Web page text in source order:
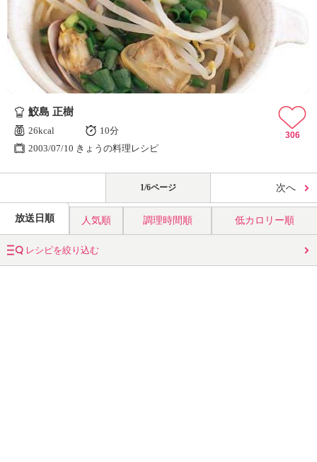
鮫島 正樹
26kcal
10分
2003/07/10 きょうの料理レシピ
306
1/6ページ 次へ
放送日順 人気順 調理時間順 低カロリー順
レシピを絞り込む